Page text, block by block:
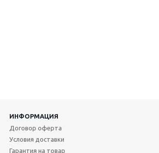
ИНФОРМАЦИЯ
Договор оферта
Условия доставки
Гарантия на товар